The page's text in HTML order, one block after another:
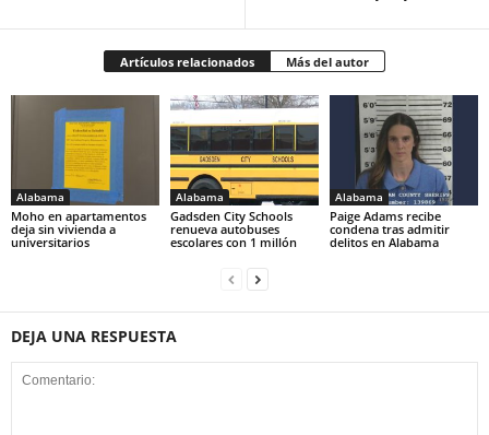
Artículos relacionados Más del autor
Alabama
Moho en apartamentos
deja sin vivienda a
universitarios
Alabama
Gadsden City Schools
renueva autobuses
escolares con 1 millón
Alabama
Paige Adams recibe
condena tras admitir
delitos en Alabama
DEJA UNA RESPUESTA